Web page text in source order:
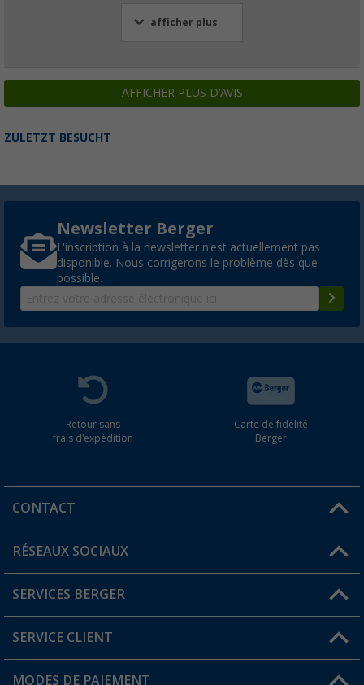
afficher plus
AFFICHER PLUS D'AVIS
ZULETZT BESUCHT
Newsletter Berger
L'inscription à la newsletter n'est actuellement pas
disponible. Nous corrigerons le problème dès que
possible.
Retour sans
frais d'expédition
Carte de fidélité
Berger
CONTACT
Une question ?
Trouver une magasin
RÉSEAUX SOCIAUX
SERVICES BERGER
Devenir revendeur
Mon compte
SERVICE CLIENT
MODES DE PAIEMENT